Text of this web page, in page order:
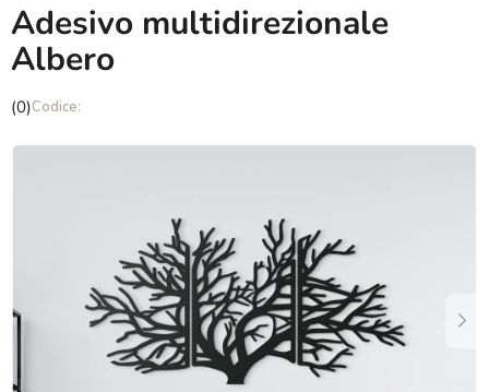
Adesivo multidirezionale
Albero
La
media
stelle.
(0)